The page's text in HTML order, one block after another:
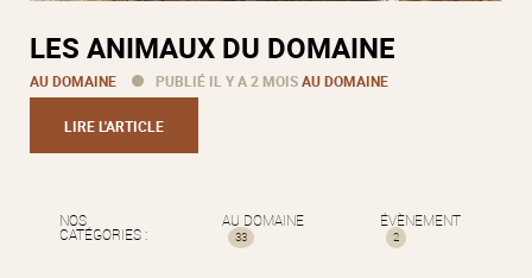
LES ANIMAUX DU DOMAINE
AU DOMAINE PUBLIÉ IL Y A 2 MOISAU DOMAINE
LIRE L'ARTICLE
NOS
CATÉGORIES :
AU DOMAINE
33
ÉVÈNEMENT
2